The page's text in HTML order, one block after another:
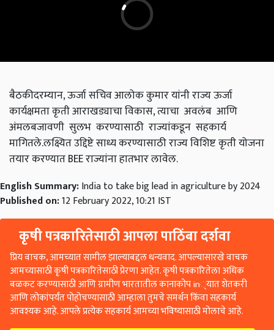
बैठकीदरम्यान, ऊर्जा सचिव आलोक कुमार यांनी राज्य ऊर्जा
कार्यक्षमता कृती आराखड्याचा विकास, त्याचा अवलंब आणि
अंमलबजावणी सुलभ करण्यासाठी राज्यांकडून सहकार्य
मागितले.लक्ष्यित उद्दिष्टे साध्य करण्यासाठी राज्य विशिष्ट कृती योजना
तयार करण्यात BEE राज्यांना हातभार लावेल.
English Summary:India to take big lead in agriculture by 2024
Published on:12 February 2022, 10:21 IST
कृषी पत्रकारितेसाठी आपला पाठिंबा दर्शवा
प्रिय वाचक, आमच्यात सामील झाल्याबद्दल धन्यवाद. आपल्यासारखे वाचक
आमच्यासाठी कृषी पत्रकारितेसाठी प्रेरणा आहेत. कृषी पत्रकारितेला अधिक
बळकट करण्यासाठी आणि ग्रामीण भारतातील कानाकोप in्यात शेतकरी
आणि लोकांपर्यंत पोहोचण्यासाठी आम्हाला तुमचे समर्थन किंवा सहकार्य
आवश्यक आहे. आपले प्रत्येक सहकार्य आमच्या भविष्यासाठी मोलाचे आहे.